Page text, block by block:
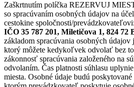
Zaškrtnutím políčka REZERVUJ
so spracúvaním osobných údajov na
cestokine spoločnosti/prevádzkovateľovi:
IČO 35 787 201, Miletičova 1, 824 72
základom spracúvania osobných údajov
ktorý môžete kedykoľvek odvolať bez
zákonnosť spracúvania založeného na
odvolaním. Čas platnosti súhlasu
miesta. Osobné údaje budú